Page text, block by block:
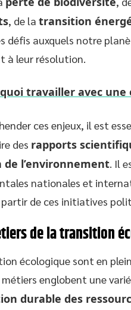
, de la transition
défis auxquels notre
à leur résolution.
travailler avec une
ces enjeux, il est
des rapports
l’environnement. Il
nationales et
de ces initiatives
de la transition
écologique sont en
englobent une
durable des